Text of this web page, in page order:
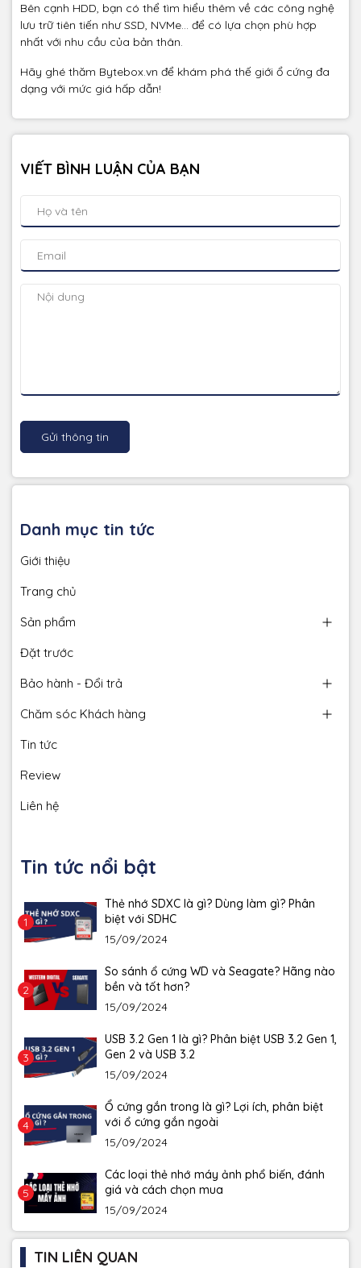
Bên cạnh HDD, bạn có thể tìm hiểu thêm về các công nghệ
lưu trữ tiên tiến như SSD, NVMe... để có lựa chọn phù hợp
nhất với nhu cầu của bản thân.
Hãy ghé thăm Bytebox.vn để khám phá thế giới ổ cứng đa
dạng với mức giá hấp dẫn!
VIẾT BÌNH LUẬN CỦA BẠN
Gửi thông tin
Danh mục tin tức
Giới thiệu
Trang chủ
Sản phẩm
Đặt trước
Bảo hành - Đổi trả
Chăm sóc Khách hàng
Tin tức
Review
Liên hệ
Tin tức nổi bật
1
Thẻ nhớ SDXC là gì? Dùng làm gì? Phân
biệt với SDHC
15/09/2024
2
So sánh ổ cứng WD và Seagate? Hãng nào
bền và tốt hơn?
15/09/2024
3
USB 3.2 Gen 1 là gì? Phân biệt USB 3.2 Gen 1,
Gen 2 và USB 3.2
15/09/2024
4
Ổ cứng gắn trong là gì? Lợi ích, phân biệt
với ổ cứng gắn ngoài
15/09/2024
5
Các loại thẻ nhớ máy ảnh phổ biến, đánh
giá và cách chọn mua
15/09/2024
TIN LIÊN QUAN